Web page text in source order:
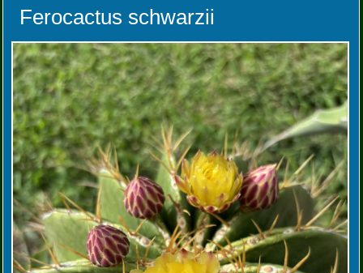
Ferocactus schwarzii